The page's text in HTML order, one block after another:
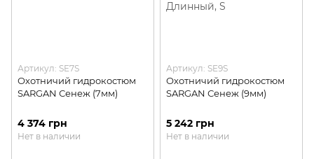
Артикул: SE7S
Охотничий гидрокостюм
SARGAN Сенеж (7мм)
4 374 грн
Нет в наличии
Артикул: SE9S
Охотничий гидрокостюм
SARGAN Сенеж (9мм)
5 242 грн
Нет в наличии